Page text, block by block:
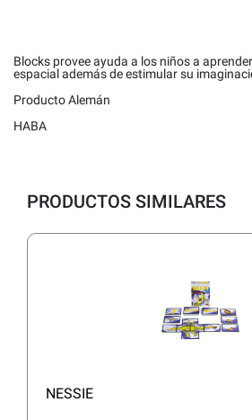
Blocks provee ayuda a los niños a
espacial además de estimular su
Producto Alemán
HABA
PRODUCTOS SIMILARES
NESSIE